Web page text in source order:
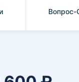
Вопрос-